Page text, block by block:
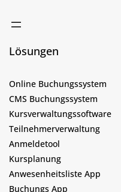
Lösungen
Online Buchungssystem
CMS Buchungssystem
Kursverwaltungssoftware
Teilnehmerverwaltung
Anmeldetool
Kursplanung
Anwesenheitsliste App
Buchungs App